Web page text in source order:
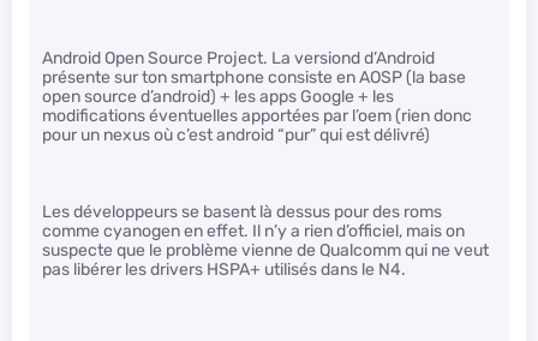
Android Open Source Project. La versiond d’Android
présente sur ton smartphone consiste en AOSP (la base
open source d’android) + les apps Google + les
modifications éventuelles apportées par l’oem (rien donc
pour un nexus où c’est android “pur” qui est délivré)
Les développeurs se basent là dessus pour des roms
comme cyanogen en effet. Il n’y a rien d’officiel, mais on
suspecte que le problème vienne de Qualcomm qui ne veut
pas libérer les drivers HSPA+ utilisés dans le N4.